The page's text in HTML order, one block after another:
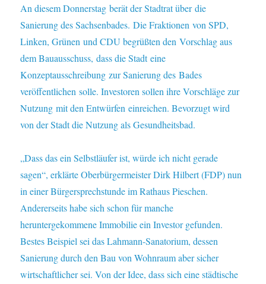
An diesem Donnerstag berät der Stadtrat über die
Sanierung des Sachsenbades. Die Fraktionen von SPD,
Linken, Grünen und CDU begrüßten den Vorschlag aus
dem Bauausschuss, dass die Stadt eine
Konzeptausschreibung zur Sanierung des Bades
veröffentlichen solle. Investoren sollen ihre Vorschläge zur
Nutzung mit den Entwürfen einreichen. Bevorzugt wird
von der Stadt die Nutzung als Gesundheitsbad.
„Dass das ein Selbstläufer ist, würde ich nicht gerade
sagen“, erklärte Oberbürgermeister Dirk Hilbert (FDP) nun
in einer Bürgersprechstunde im Rathaus Pieschen.
Andererseits habe sich schon für manche
heruntergekommene Immobilie ein Investor gefunden.
Bestes Beispiel sei das Lahmann-Sanatorium, dessen
Sanierung durch den Bau von Wohnraum aber sicher
wirtschaftlicher sei. Von der Idee, dass sich eine städtische